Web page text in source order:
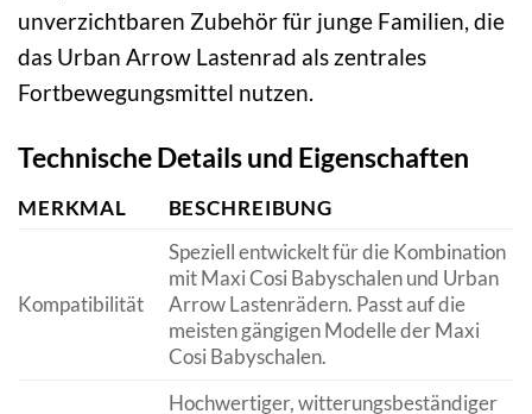
unverzichtbaren Zubehör für junge Familien, die
das Urban Arrow Lastenrad als zentrales
Fortbewegungsmittel nutzen.
Technische Details und Eigenschaften
MERKMAL BESCHREIBUNG
Kompatibilität
Speziell entwickelt für die Kombination
mit Maxi Cosi Babyschalen und Urban
Arrow Lastenrädern. Passt auf die
meisten gängigen Modelle der Maxi
Cosi Babyschalen.
Hochwertiger, witterungsbeständiger